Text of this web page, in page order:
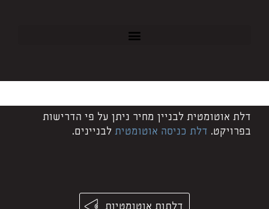
דלת אוטומטית לבניין מחיר ניתן על פי הדרישות
בפרויקט. דלת כניסה אוטומטית לבניינים.